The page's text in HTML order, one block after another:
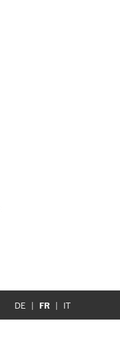
DE FR IT